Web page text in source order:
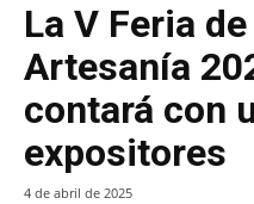
La V Feria
Artesanía
contará con
expositores
4 de abril de 2025